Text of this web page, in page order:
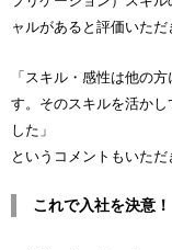
ャルがあると評価いただ
「スキル・感性は他の
す。そのスキルを活か
した」
というコメントもいただ
これで入社を決意！